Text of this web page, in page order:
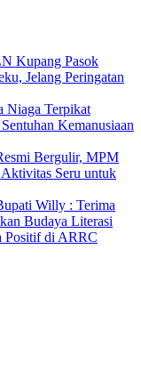
Kupang Pasok
Jelang Peringatan
Niaga Terpikat
Kemanusiaan
Bergulir, MPM
Seru untuk
Willy : Terima
Budaya Literasi
Positif di ARRC